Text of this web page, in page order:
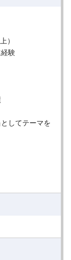
）
験
してテーマを